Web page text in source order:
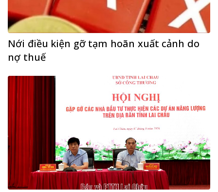
Nới điều kiện gỡ tạm hoãn xuất cảnh do
nợ thuế